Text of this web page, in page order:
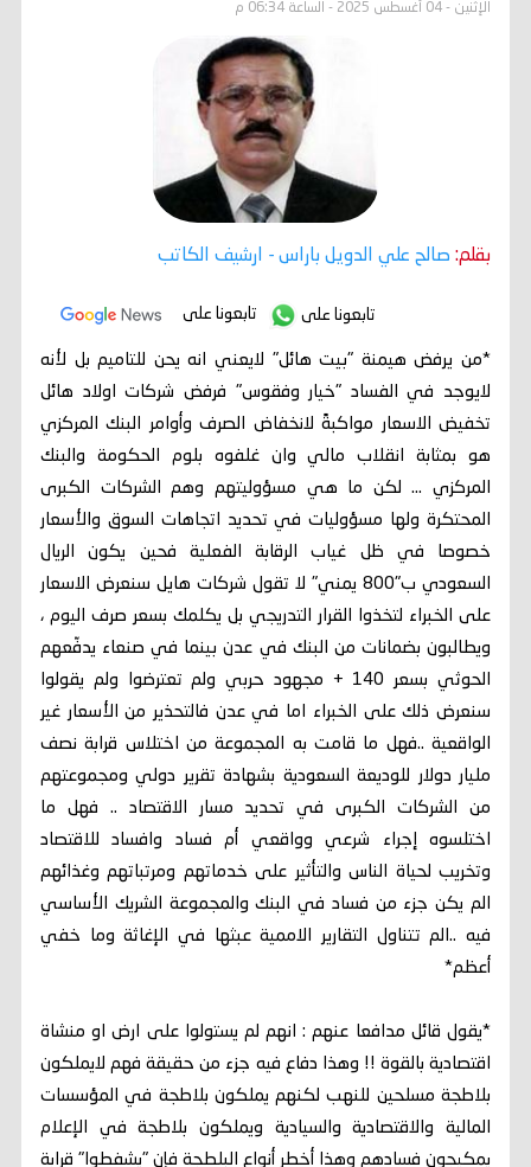
الإثنين - 04 أغسطس 2025 - الساعة 06:34 م
بقلم: صالح علي الدويل باراس - ارشيف الكاتب
تابعونا على تابعونا على
*من يرفض هيمنة "بيت هائل" لايعني انه يحن للتاميم بل لأنه
لايوجد في الفساد "خيار وفقوس" فرفض شركات اولاد هائل
تخفيض الاسعار مواكبةً لانخفاض الصرف وأوامر البنك المركزي
هو بمثابة انقلاب مالي وان غلفوه بلوم الحكومة والبنك
المركزي ... لكن ما هي مسؤوليتهم وهم الشركات الكبرى
المحتكرة ولها مسؤوليات في تحديد اتجاهات السوق والأسعار
خصوصا في ظل غياب الرقابة الفعلية فحين يكون الريال
السعودي ب"800 يمني" لا تقول شركات هايل سنعرض الاسعار
على الخبراء لتخذوا القرار التدريجي بل يكلمك بسعر صرف اليوم ،
ويطالبون بضمانات من البنك في عدن بينما في صنعاء يدفّعهم
الحوثي بسعر 140 + مجهود حربي ولم تعترضوا ولم يقولوا
سنعرض ذلك على الخبراء اما في عدن فالتحذير من الأسعار غير
الواقعية ..فهل ما قامت به المجموعة من اختلاس قرابة نصف
مليار دولار للوديعة السعودية بشهادة تقرير دولي ومجموعتهم
من الشركات الكبرى في تحديد مسار الاقتصاد .. فهل ما
اختلسوه إجراء شرعي وواقعي أم فساد وافساد للاقتصاد
وتخريب لحياة الناس والتأثير على خدماتهم ومرتباتهم وغذائهم
الم يكن جزء من فساد في البنك والمجموعة الشريك الأساسي
فيه ..الم تتناول التقارير الاممية عبثها في الإغاثة وما خفي
أعظم*
*يقول قائل مدافعا عنهم : انهم لم يستولوا على ارض او منشاة
اقتصادية بالقوة !! وهذا دفاع فيه جزء من حقيقة فهم لايملكون
بلاطجة مسلحين للنهب لكنهم يملكون بلاطجة في المؤسسات
المالية والاقتصادية والسيادية ويملكون بلاطجة في الإعلام
يمكيجون فسادهم وهذا أخطر أنواع البلطجة فإن "يشفطوا" قرابة